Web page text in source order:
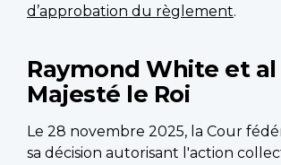
d’approbation du règlement.
Raymond White et al
Majesté le Roi
Le 28 novembre 2025, la Cour
sa décision autorisant l'action